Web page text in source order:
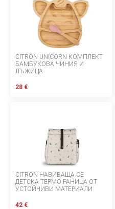
Правила за раздаване
Шоурум
Депозит
Политика за поверителност
Политика за бисквитки
Начини за плащане
CITRON UNICORN КОМПЛЕКТ
БАМБУКОВА ЧИНИЯ И
ЛЪЖИЦА
28 €
CITRON НАВИВАЩА СЕ
ДЕТСКА ТЕРМО РАНИЦА ОТ
УСТОЙЧИВИ МАТЕРИАЛИ
42 €